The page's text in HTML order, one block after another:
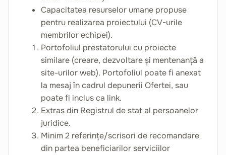
Capacitatea resurselor umane propuse
pentru realizarea proiectului (CV-urile
membrilor echipei).
Portofoliul prestatorului cu proiecte
similare (creare, dezvoltare și mentenanță a
site-urilor web). Portofoliul poate fi anexat
la mesaj în cadrul depunerii Ofertei, sau
poate fi inclus ca link.
Extras din Registrul de stat al persoanelor
juridice.
Minim 2 referințe/scrisori de recomandare
din partea beneficiarilor serviciilor